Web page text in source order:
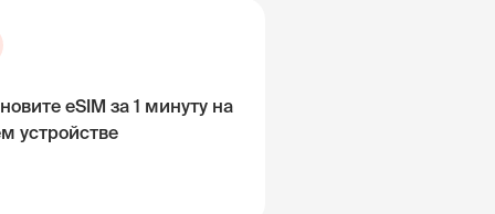
eSIM за 1 минуту на
устройстве